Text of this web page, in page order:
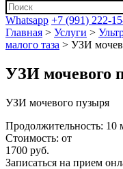
Whatsapp +7 (991) 222-
Главная > Услуги >
малого таза > УЗИ
УЗИ мочевого
УЗИ мочевого пузыря
Продолжительность: 10
Стоимость: от
1700 руб.
Записаться на прием